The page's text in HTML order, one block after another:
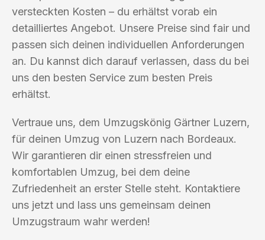
versteckten Kosten – du erhältst vorab ein
detailliertes Angebot. Unsere Preise sind fair und
passen sich deinen individuellen Anforderungen
an. Du kannst dich darauf verlassen, dass du bei
uns den besten Service zum besten Preis
erhältst.
Vertraue uns, dem Umzugskönig Gärtner Luzern,
für deinen Umzug von Luzern nach Bordeaux.
Wir garantieren dir einen stressfreien und
komfortablen Umzug, bei dem deine
Zufriedenheit an erster Stelle steht. Kontaktiere
uns jetzt und lass uns gemeinsam deinen
Umzugstraum wahr werden!